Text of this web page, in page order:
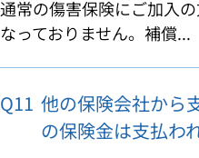
通常の傷害保険にご加入
なっておりません。補償...
Q11 他の保険会社から
の保険金は支払わ